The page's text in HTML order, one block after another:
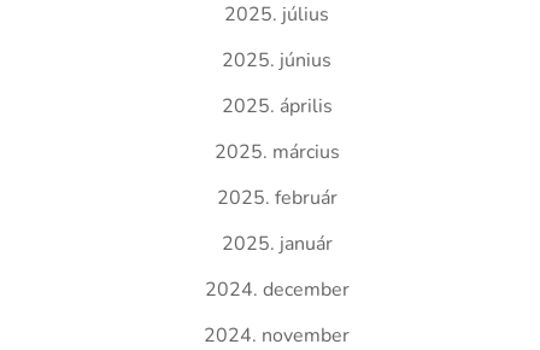
2025. július
2025. június
2025. április
2025. március
2025. február
2025. január
2024. december
2024. november